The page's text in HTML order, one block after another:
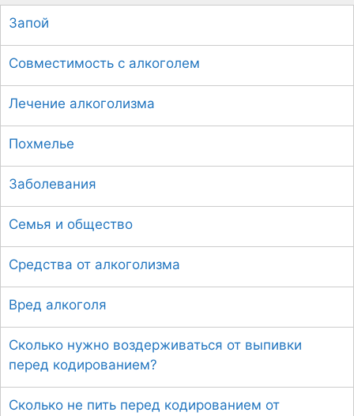
с
к
:
Запой
Совместимость с алкоголем
Лечение алкоголизма
Похмелье
Заболевания
Семья и общество
Средства от алкоголизма
Вред алкоголя
Сколько нужно воздерживаться от выпивки
перед кодированием?
Сколько не пить перед кодированием от